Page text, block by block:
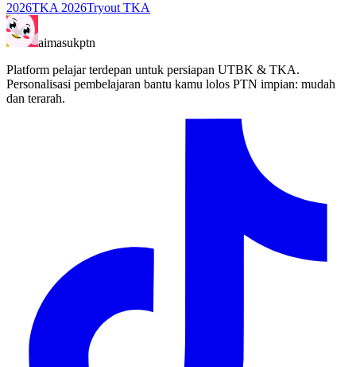
2026TKA 2026Tryout TKA
aimasukptn
Platform pelajar terdepan untuk persiapan UTBK & TKA.
Personalisasi pembelajaran bantu kamu lolos PTN impian: mudah
dan terarah.